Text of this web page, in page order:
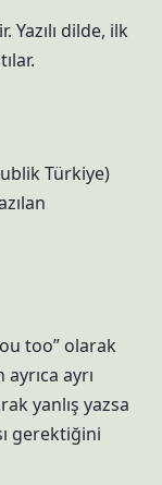
Yazılı dilde, ilk
Türkiye)
too” olarak
ayrı
yanlış yazsa
gerektiğini